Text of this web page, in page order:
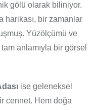
gölü olarak biliniyor.
harikası, bir zamanlar
Yüzölçümü ve
anlamıyla bir görsel
ise geleneksel
cennet. Hem doğa